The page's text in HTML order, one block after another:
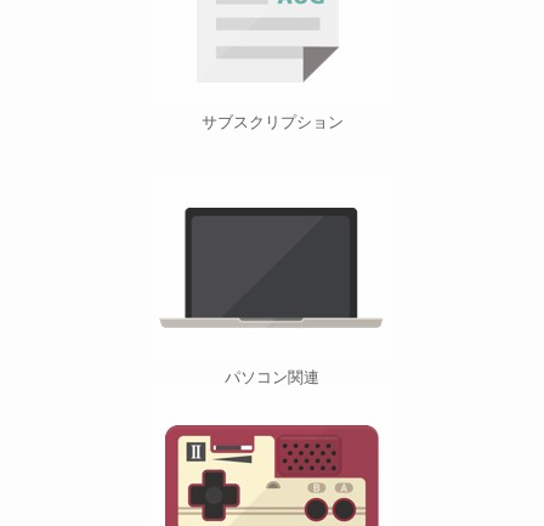
サブスクリプション
パソコン関連